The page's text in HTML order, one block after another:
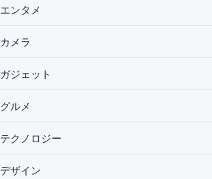
エンタメ
カメラ
ガジェット
グルメ
テクノロジー
デザイン